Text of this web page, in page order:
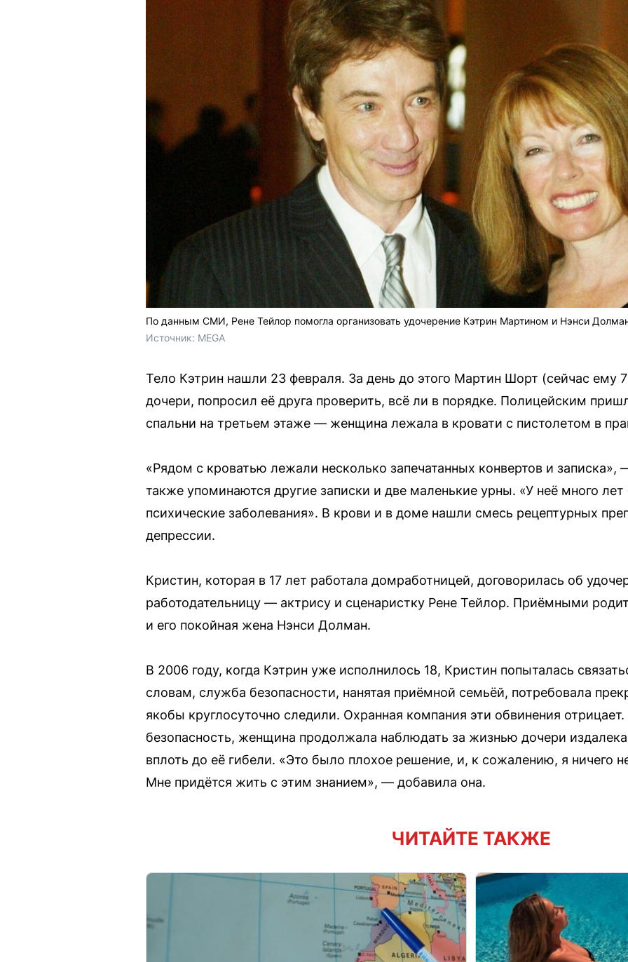
По данным СМИ, Рене Тейлор помогла организовать удочерение Кэтрин Мартином и Нэнси
Источник: MEGA
Тело Кэтрин нашли 23 февраля. За день до этого Мартин Шорт (сейчас ему
дочери, попросил её друга проверить, всё ли в порядке. Полицейским
спальни на третьем этаже — женщина лежала в кровати с пистолетом в
«Рядом с кроватью лежали несколько запечатанных конвертов и записка»,
также упоминаются другие записки и две маленькие урны. «У неё много
психические заболевания». В крови и в доме нашли смесь рецептурных
депрессии.
Кристин, которая в 17 лет работала домработницей, договорилась об
работодательницу — актрису и сценаристку Рене Тейлор. Приёмными
и его покойная жена Нэнси Долман.
В 2006 году, когда Кэтрин уже исполнилось 18, Кристин попыталась
словам, служба безопасности, нанятая приёмной семьёй, потребовала
якобы круглосуточно следили. Охранная компания эти обвинения
безопасность, женщина продолжала наблюдать за жизнью дочери
вплоть до её гибели. «Это было плохое решение, и, к сожалению, я ничего
Мне придётся жить с этим знанием», — добавила она.
ЧИТАЙТЕ ТАКЖЕ